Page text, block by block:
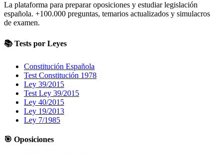
La plataforma para preparar oposiciones y estudiar legislación
española. +100.000 preguntas, temarios actualizados y simulacros
de examen.
📚 Tests por Leyes
Constitución Española
Test Constitución 1978
Ley 39/2015
Test Ley 39/2015
Ley 40/2015
Ley 19/2013
Ley 7/1985
🎯 Oposiciones